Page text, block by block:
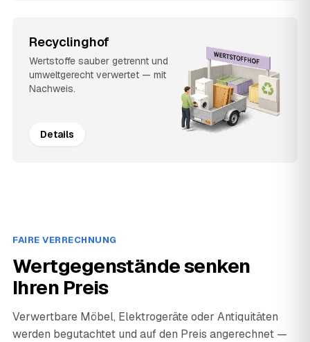
Recyclinghof
Wertstoffe sauber getrennt und
umweltgerecht verwertet — mit
Nachweis.
Details
FAIRE VERRECHNUNG
Wertgegenstände senken
Ihren Preis
Verwertbare Möbel, Elektrogeräte oder Antiquitäten
werden begutachtet und auf den Preis angerechnet —